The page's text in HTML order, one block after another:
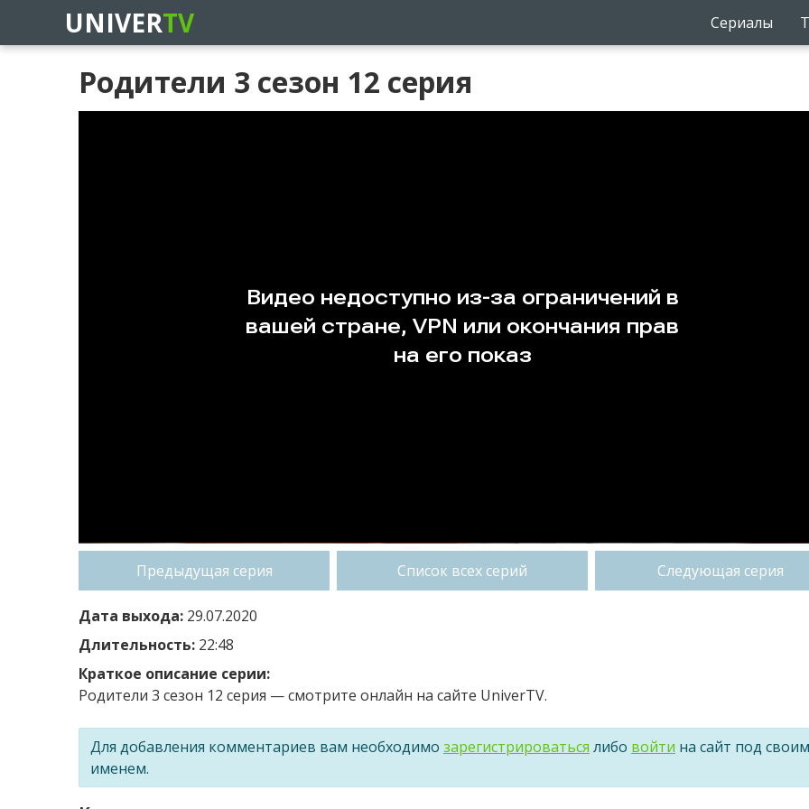
UNIVERTV Сериалы
Родители 3 сезон 12 серия
Предыдущая серия Список всех серий Следующая серия
Дата выхода: 29.07.2020
Длительность: 22:48
Краткое описание серии:
Родители 3 сезон 12 серия — смотрите онлайн на сайте UniverTV.
Для добавления комментариев вам необходимо зарегистрироваться либо войти на сайт под своим
именем.